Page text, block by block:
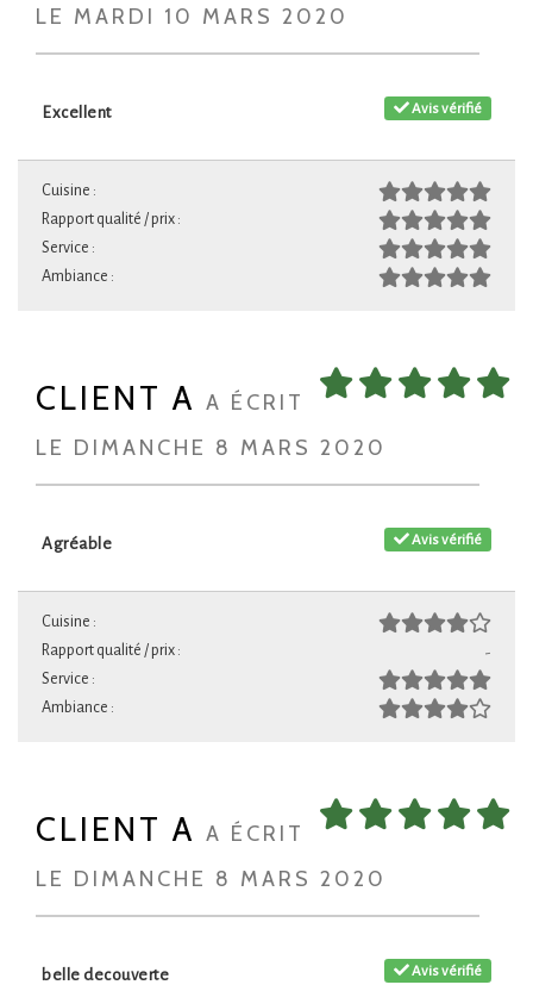
LE MARDI 10 MARS 2020
Avis vérifié
Excellent
Cuisine :
Rapport qualité / prix :
Service :
Ambiance :
CLIENT A A ÉCRIT
LE DIMANCHE 8 MARS 2020
Avis vérifié
Agréable
Cuisine :
-
Rapport qualité / prix :
Service :
Ambiance :
CLIENT A A ÉCRIT
LE DIMANCHE 8 MARS 2020
Avis vérifié
belle decouverte